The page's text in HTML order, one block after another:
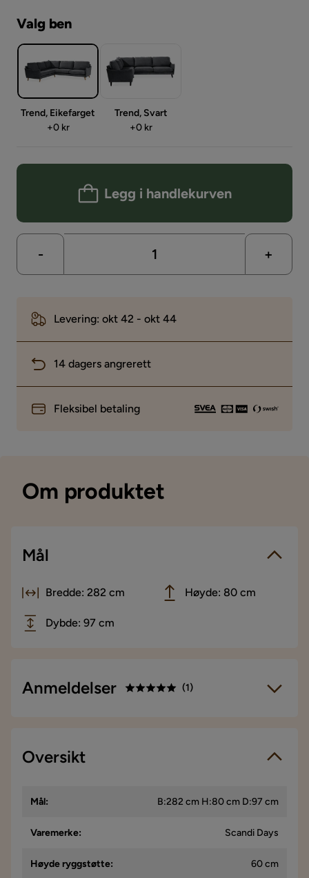
Valg ben
Trend, Eikefarget
Pris
+0 kr
Trend, Svart
Pris
+0 kr
Legg i handlekurven
- +
Levering: okt 42 - okt 44
14 dagers angrerett
Fleksibel betaling
Om produktet
Mål
Bredde: 282 cm Høyde: 80 cm
Dybde: 97 cm
Anmeldelser (1)
1 anmeldelse
Vi bruker kun anmeldelser fra ekte kunder. Det er kun kunder
som har gjennomført et kjøp som får forespørsel om å legge
post til e-postadressen som kunden oppga ved kjøpet.
Carolin
Oversikt
Mål: B:282 cm H:80 cm D:97 cm
Varemerke: Scandi Days
Høyde ryggstøtte: 60 cm